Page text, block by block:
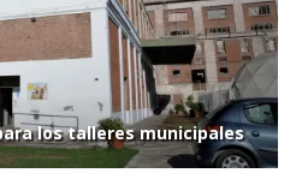
los talleres municipales